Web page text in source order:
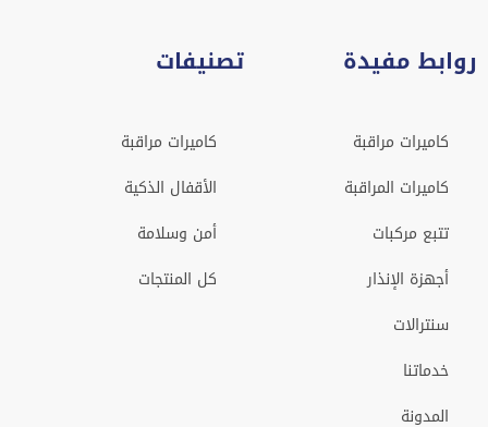
روابط مفيدة
كاميرات مراقبة
كاميرات المراقبة
تتبع مركبات
أجهزة الإنذار
سنترالات
خدماتنا
المدونة
تصنيفات
كاميرات مراقبة
الأقفال الذكية
أمن وسلامة
كل المنتجات